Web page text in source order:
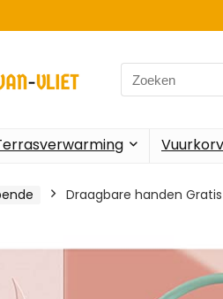
Search
for:
Draagbare handen